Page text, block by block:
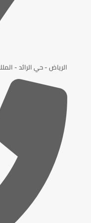
الرياض - حي الرائد -